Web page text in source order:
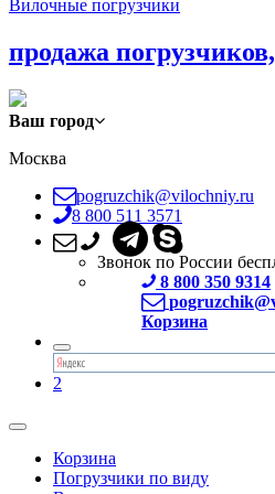
Вилочные погрузчики
продажа
Ваш город
Москва
pogruzchik@vilochniy.ru
8 800 511 3571
Звонок по России
8 800 350 9314
Корзина
2
Корзина
Погрузчики по виду